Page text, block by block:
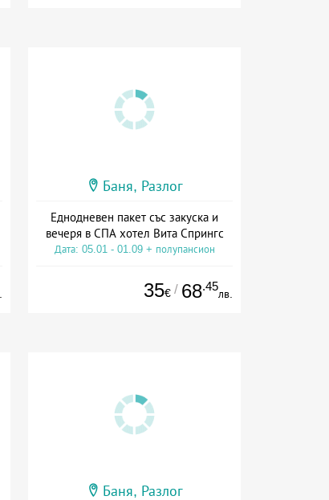
Баня, Разлог
Еднодневен пакет със закуска и
вечеря в СПА хотел Вита Спрингс
Дата: 05.01 - 01.09 + полупансион
35€ / 68.45
лв.
Баня, Разлог